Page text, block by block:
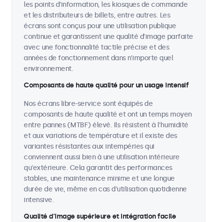
les points d'information, les kiosques de commande
et les distributeurs de billets, entre autres. Les
écrans sont conçus pour une utilisation publique
continue et garantissent une qualité d’image parfaite
avec une fonctionnalité tactile précise et des
années de fonctionnement dans n’importe quel
environnement.
Composants de haute qualité pour un usage intensif
Nos écrans libre-service sont équipés de
composants de haute qualité et ont un temps moyen
entre pannes (MTBF) élevé. Ils résistent à l'humidité
et aux variations de température et il existe des
variantes résistantes aux intempéries qui
conviennent aussi bien à une utilisation intérieure
qu'extérieure. Cela garantit des performances
stables, une maintenance minime et une longue
durée de vie, même en cas d'utilisation quotidienne
intensive.
Qualité d’image supérieure et intégration facile